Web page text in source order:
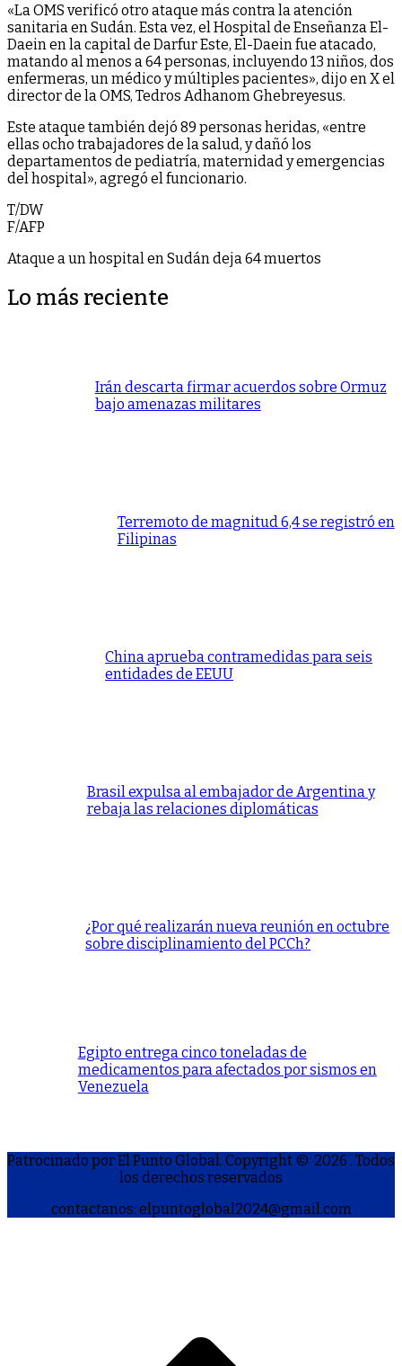
«La OMS verificó otro ataque más contra la atención
sanitaria en Sudán. Esta vez, el Hospital de Enseñanza El-
Daein en la capital de Darfur Este, El-Daein fue atacado,
matando al menos a 64 personas, incluyendo 13 niños, dos
enfermeras, un médico y múltiples pacientes», dijo en X el
director de la OMS, Tedros Adhanom Ghebreyesus.
Este ataque también dejó 89 personas heridas, «entre
ellas ocho trabajadores de la salud, y dañó los
departamentos de pediatría, maternidad y emergencias
del hospital», agregó el funcionario.
T/DW
F/AFP
Ataque a un hospital en Sudán deja 64 muertos
Lo más reciente
Irán descarta firmar acuerdos sobre Ormuz
bajo amenazas militares
Terremoto de magnitud 6,4 se registró en
Filipinas
China aprueba contramedidas para seis
entidades de EEUU
Brasil expulsa al embajador de Argentina y
rebaja las relaciones diplomáticas
¿Por qué realizarán nueva reunión en octubre
sobre disciplinamiento del PCCh?
Egipto entrega cinco toneladas de
medicamentos para afectados por sismos en
Venezuela
Patrocinado por El Punto Global. Copyright © 2026 . Todos
los derechos reservados
contactanos: elpuntoglobal2024@gmail.com